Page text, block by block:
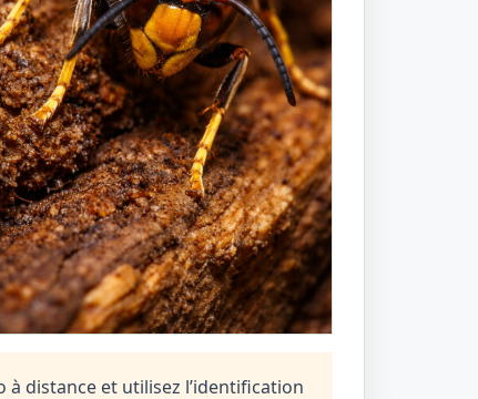
distance et utilisez l’identification